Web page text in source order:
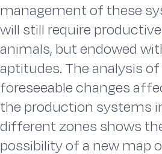
management of these
will still require productive
animals, but endowed
aptitudes. The analysis
foreseeable changes
the production systems
different zones shows
possibility of a new map